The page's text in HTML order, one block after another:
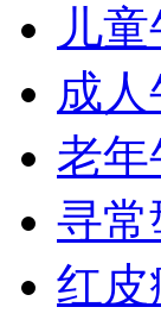
儿
成
老年
寻常
红皮